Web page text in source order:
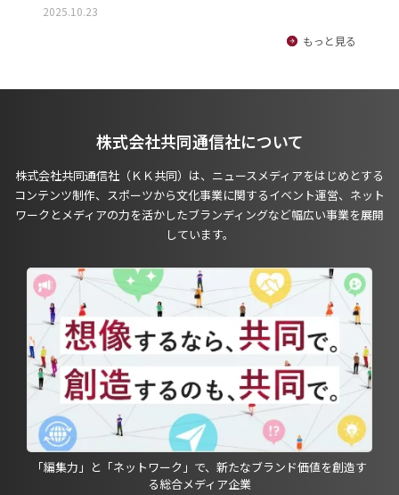
2025.10.23
もっと見る
株式会社共同通信社について
株式会社共同通信社（ＫＫ共同）は、ニュースメディアをはじめとする
コンテンツ制作、スポーツから文化事業に関するイベント運営、ネット
ワークとメディアの力を活かしたブランディングなど幅広い事業を展開
しています。
「編集力」と「ネットワーク」で、新たなブランド価値を創造す
る総合メディア企業